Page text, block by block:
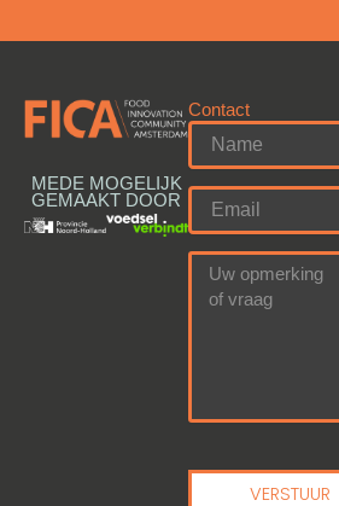
MEDE MOGELIJK
GEMAAKT DOOR
Contact
VERSTUUR